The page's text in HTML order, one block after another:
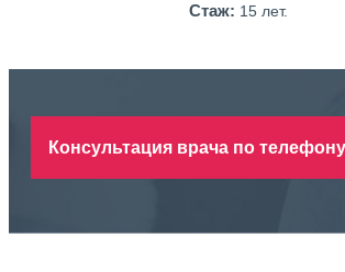
Стаж: 15 лет.
Консультация врача по